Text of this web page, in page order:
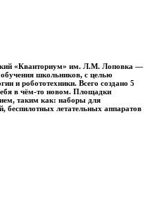
«Кванториум» им. Л.М. Лоповка —
обучения школьников, с целью
и робототехники. Всего создано 5
в чём-то новом. Площадки
таким как: наборы для
беспилотных летательных аппаратов